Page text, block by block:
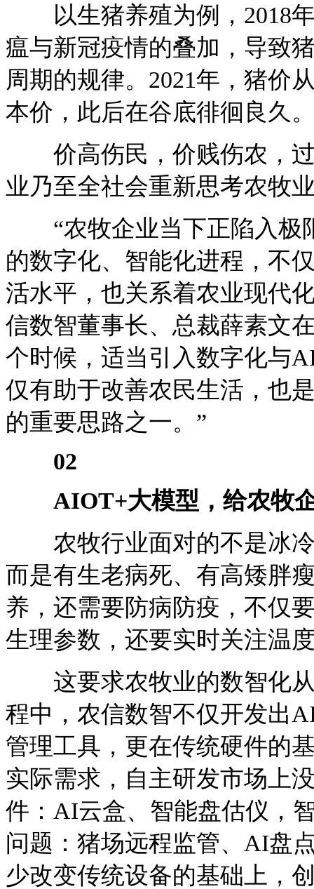
以生猪养殖为例，2018
瘟与新冠疫情的叠加，导致
周期的规律。2021年，猪价
本价，此后在谷底徘徊良久
价高伤民，价贱伤农，过
业乃至全社会重新思考农牧
“农牧企业当下正陷入极
的数字化、智能化进程，不
活水平，也关系着农业现代
信数智董事长、总裁薛素文
个时候，适当引入数字化与
仅有助于改善农民生活，也
的重要思路之一。”
02
AIOT+大模型，给农牧
农牧行业面对的不是冰冷
而是有生老病死、有高矮胖
养，还需要防病防疫，不仅
生理参数，还要实时关注温
这要求农牧业的数智化从
程中，农信数智不仅开发出
管理工具，更在传统硬件的
实际需求，自主研发市场上
件：AI云盒、智能盘估仪，
问题：猪场远程监管、AI盘
少改变传统设备的基础上，